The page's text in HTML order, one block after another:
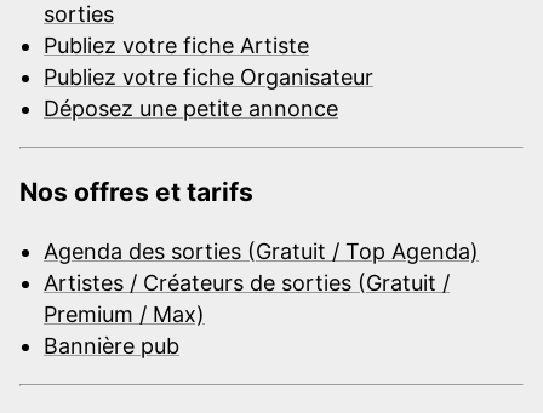
sorties
Publiez votre fiche Artiste
Publiez votre fiche Organisateur
Déposez une petite annonce
Nos offres et tarifs
Agenda des sorties (Gratuit / Top Agenda)
Artistes / Créateurs de sorties (Gratuit /
Premium / Max)
Bannière pub